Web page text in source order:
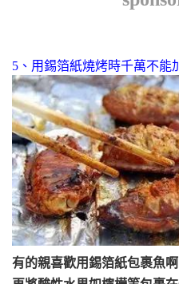
5、用錫箔紙燒烤時千萬不能
有的親喜歡用錫箔紙包裹魚